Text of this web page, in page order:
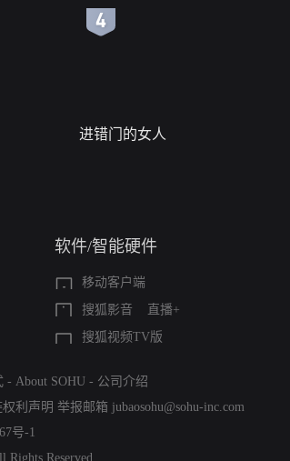
进错门的女人
软件/智能硬件
移动客户端
搜狐影音
直播+
搜狐视频TV版
- About SOHU - 公司介绍
利声明 举报邮箱 jubaosohu@sohu-inc.com
号-1
Reserved.